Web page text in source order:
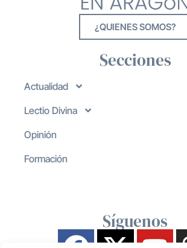
¿QUIENES SOMOS?
Secciones
Actualidad
Lectio Divina
Opinión
Formación
Síguenos